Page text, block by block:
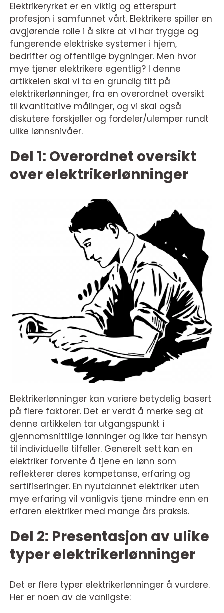
Elektrikeryrket er en viktig og etterspurt
profesjon i samfunnet vårt. Elektrikere spiller en
avgjørende rolle i å sikre at vi har trygge og
fungerende elektriske systemer i hjem,
bedrifter og offentlige bygninger. Men hvor
mye tjener elektrikere egentlig? I denne
artikkelen skal vi ta en grundig titt på
elektrikerlønninger, fra en overordnet oversikt
til kvantitative målinger, og vi skal også
diskutere forskjeller og fordeler/ulemper rundt
ulike lønnsnivåer.
Del 1: Overordnet oversikt
over elektrikerlønninger
Elektrikerlønninger kan variere betydelig basert
på flere faktorer. Det er verdt å merke seg at
denne artikkelen tar utgangspunkt i
gjennomsnittlige lønninger og ikke tar hensyn
til individuelle tilfeller. Generelt sett kan en
elektriker forvente å tjene en lønn som
reflekterer deres kompetanse, erfaring og
sertifiseringer. En nyutdannet elektriker uten
mye erfaring vil vanligvis tjene mindre enn en
erfaren elektriker med mange års praksis.
Del 2: Presentasjon av ulike
typer elektrikerlønninger
Det er flere typer elektrikerlønninger å vurdere.
Her er noen av de vanligste: